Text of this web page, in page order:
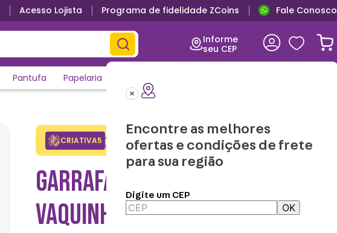
Ganhe 5% de desconto no PIX
Acesso Lojista Programa de fidelidade ZCoins Fale Conosco
Informe
seu CEP
Encontre as melhores
ofertas e condições de frete
para sua região
Digite um CEP
OK
Pantufa Papelaria
CRIATIVA5 Adicione o cupom no carrinho e
ganhe desconto na 1a compra.
Copiar
GARRAFA TÉRMICA CAMP
VAQUINHA - ZONACRIATIVA